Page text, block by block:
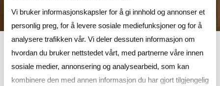
Vi bruker informasjonskapsler for å gi innhold og annonser et
personlig preg, for å levere sosiale mediefunksjoner og for å
analysere trafikken vår. Vi deler dessuten informasjon om
hvordan du bruker nettstedet vårt, med partnerne våre innen
sosiale medier, annonsering og analysearbeid, som kan
kombinere den med annen informasjon du har gjort tilgjengelig